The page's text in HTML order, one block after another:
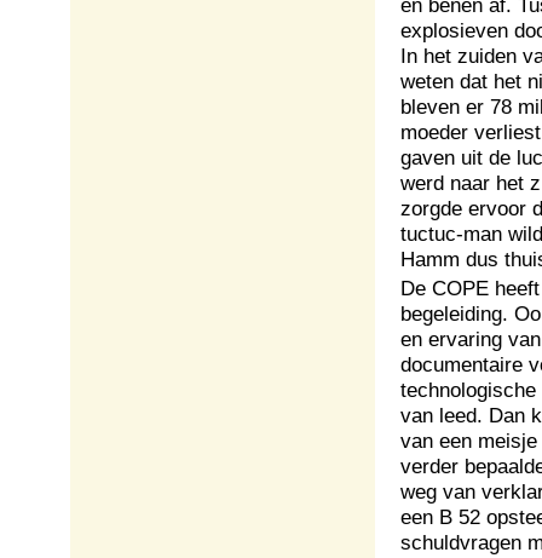
en benen af.
explosieven
In het zuiden
weten dat het
bleven er 78
moeder
gaven uit de
werd naar het
zorgde ervoor
tuctuc-man
Hamm dus
De COPE
begeleiding.
en ervaring
documentaire
van leed. Dan
van een
verder
weg van
een B 52
schuldvragen